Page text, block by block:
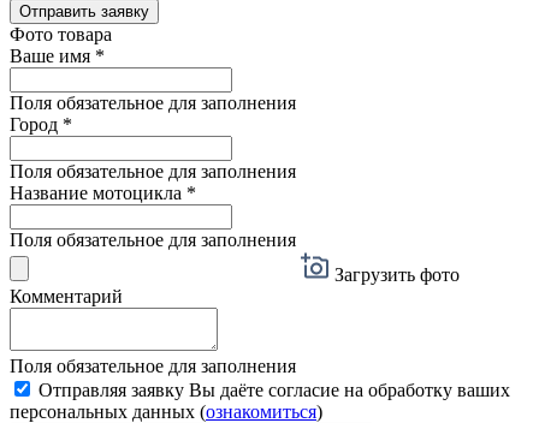
Отправить заявку
Фото товара
Ваше имя *
Поля обязательное для заполнения
Город *
Поля обязательное для заполнения
Название мотоцикла *
Поля обязательное для заполнения
Загрузить фото
Комментарий
Поля обязательное для заполнения
Отправляя заявку Вы даёте согласие на обработку ваших
персональных данных (ознакомиться)